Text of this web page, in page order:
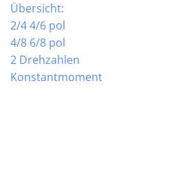
Übersicht:
2/4 4/6 pol
4/8 6/8 pol
2 Drehzahlen
Konstantmoment